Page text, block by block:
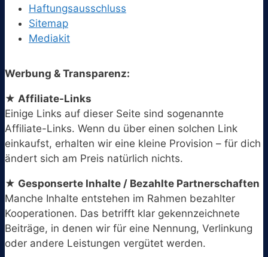
Haftungsausschluss
Sitemap
Mediakit
Werbung & Transparenz:
★ Affiliate-Links
Einige Links auf dieser Seite sind sogenannte
Affiliate-Links. Wenn du über einen solchen Link
einkaufst, erhalten wir eine kleine Provision – für dich
ändert sich am Preis natürlich nichts.
★ Gesponserte Inhalte / Bezahlte Partnerschaften
Manche Inhalte entstehen im Rahmen bezahlter
Kooperationen. Das betrifft klar gekennzeichnete
Beiträge, in denen wir für eine Nennung, Verlinkung
oder andere Leistungen vergütet werden.